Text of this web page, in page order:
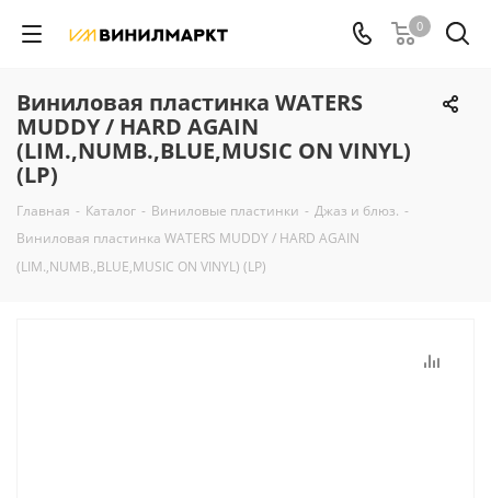
0
Виниловая пластинка WATERS
MUDDY / HARD AGAIN
(LIM.,NUMB.,BLUE,MUSIC ON VINYL)
(LP)
Главная - Каталог - Виниловые пластинки - Джаз и блюз. -
Виниловая пластинка WATERS MUDDY / HARD AGAIN
(LIM.,NUMB.,BLUE,MUSIC ON VINYL) (LP)